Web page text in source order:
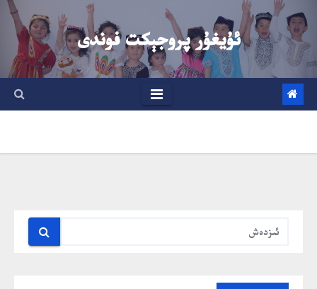
Skip
content
ئۇيغۇر پروجېكت فوندى